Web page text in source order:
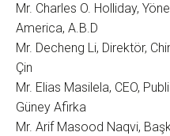
Mr. Charles O. Holliday,
America, A.B.D
Mr. Decheng Li, Direktör,
Çin
Mr. Elias Masilela, CEO,
Güney Afirka
Mr. Arif Masood Naqvi,